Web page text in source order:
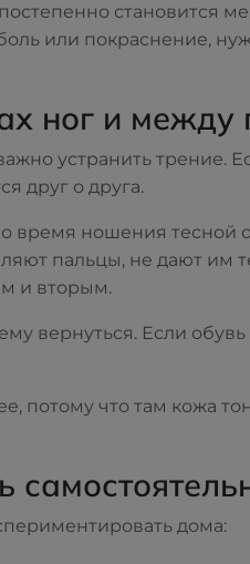
становится
или покраснение,
ног и между
устранить трение.
друг о друга.
время ношения тесной
пальцы, не дают им
и вторым.
вернуться. Если
потому что там кожа
дома: